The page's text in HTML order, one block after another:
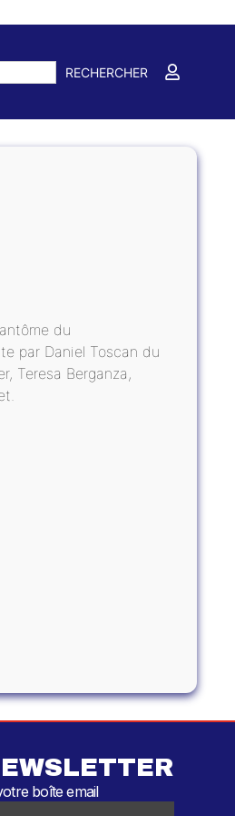
RECHERCHER
du
par Daniel Toscan du
Teresa Berganza,
boîte email